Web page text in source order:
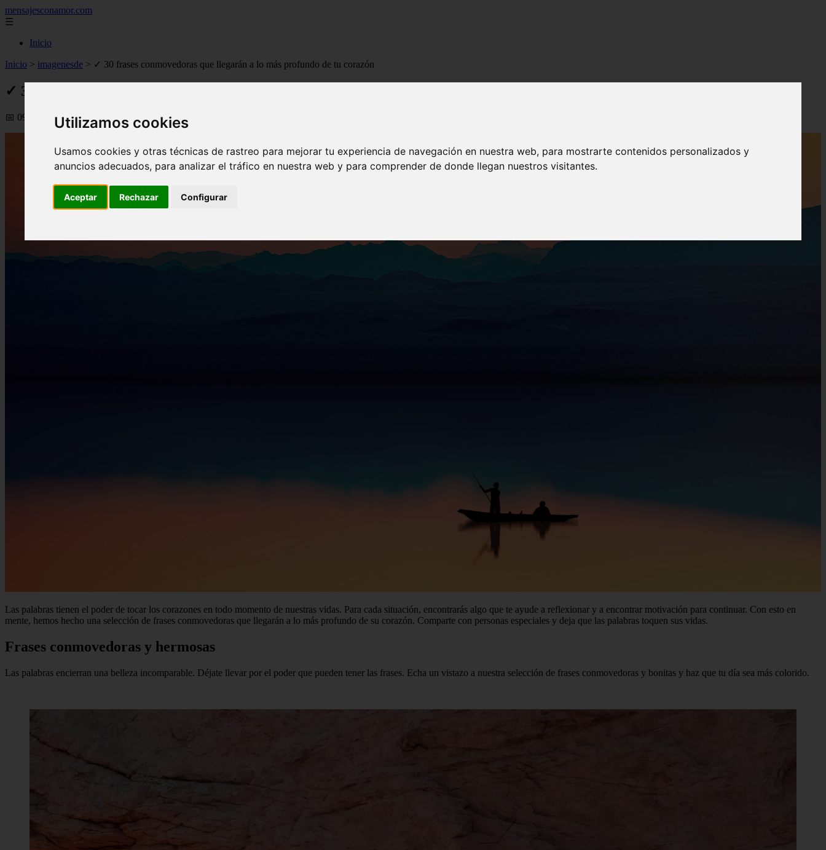
Utilizamos cookies
Usamos cookies y otras técnicas de rastreo para mejorar tu experiencia de navegación en nuestra web, para mostrarte contenidos personalizados y
anuncios adecuados, para analizar el tráfico en nuestra web y para comprender de donde llegan nuestros visitantes.
Aceptar Rechazar Configurar
mensajesconamor.com
☰
Inicio
Inicio > imagenesde > ✓ 30 frases conmovedoras que llegarán a lo más profundo de tu corazón
✓ 30 frases conmovedoras que llegarán a lo más profundo de tu corazón
📅 09/09/2025
Las palabras tienen el poder de tocar los corazones en todo momento de nuestras vidas. Para cada situación, encontrarás algo que te ayude a reflexionar y a encontrar motivación para continuar. Con esto en
mente, hemos hecho una selección de frases conmovedoras que llegarán a lo más profundo de su corazón. Comparte con personas especiales y deja que las palabras toquen sus vidas.
Frases conmovedoras y hermosas
Las palabras encierran una belleza incomparable. Déjate llevar por el poder que pueden tener las frases. Echa un vistazo a nuestra selección de frases conmovedoras y bonitas y haz que tu día sea más colorido.